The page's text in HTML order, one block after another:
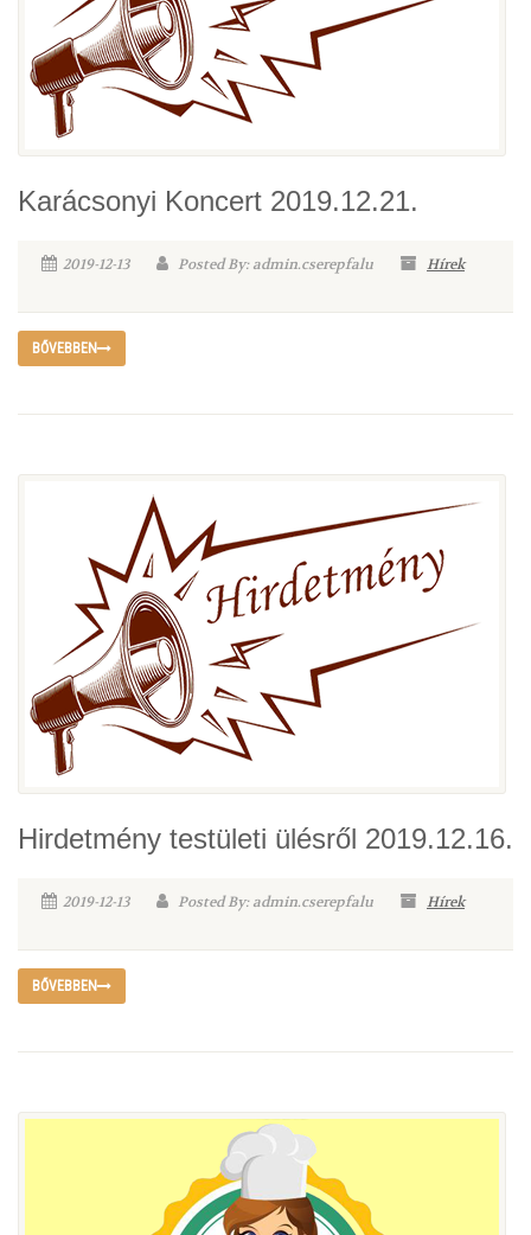
Karácsonyi Koncert 2019.12.21.
2019-12-13 Posted By: admin.cserepfalu Hírek
BŐVEBBEN
Hirdetmény testületi ülésről 2019.12.16.
2019-12-13 Posted By: admin.cserepfalu Hírek
BŐVEBBEN